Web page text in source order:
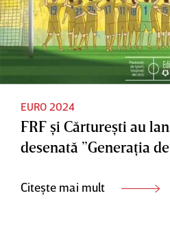
EURO 2024
FRF şi Cărtureşti au
desenată ”Generaţia
Citește mai mult